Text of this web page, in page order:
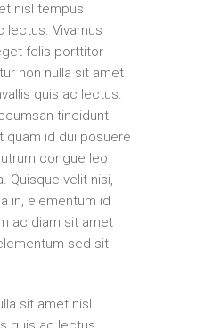
nisl tempus
lectus. Vivamus
felis porttitor
non nulla sit amet
quis ac lectus.
tincidunt.
quam id dui posuere
congue leo
Quisque velit nisi,
in, elementum id
ac diam sit amet
sed sit
sit amet nisl